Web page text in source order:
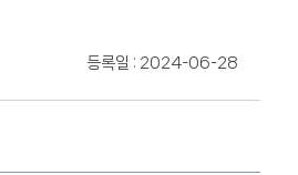
등록일 : 2024-06-28